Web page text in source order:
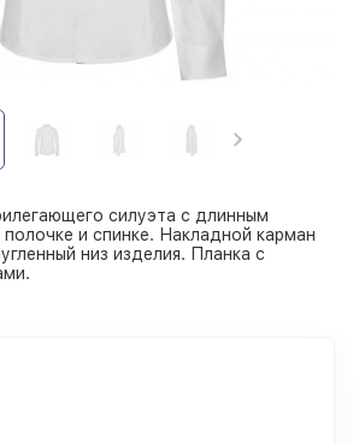
силуэта с длинным
и спинке. Накладной карман
низ изделия. Планка с